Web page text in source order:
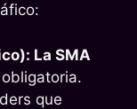
La SMA
que